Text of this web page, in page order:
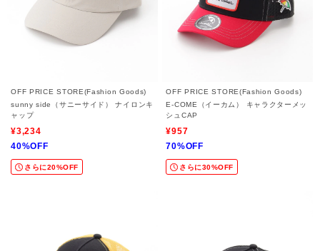
OFF PRICE STORE(Fashion Goods)
sunny side（サニーサイド） ナイロンキ
ャップ
¥3,234
40%OFF
さらに20%OFF
OFF PRICE STORE(Fashion Goods)
E-COME（イーカム） キャラクターメッ
シュCAP
¥957
70%OFF
さらに30%OFF